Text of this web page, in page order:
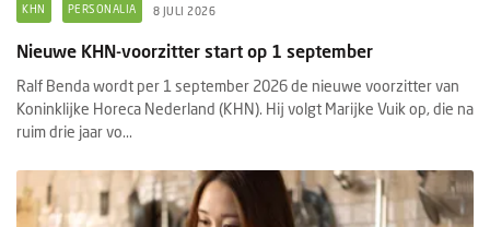
KHN PERSONALIA 8 JULI 2026
Nieuwe KHN-voorzitter start op 1 september
Ralf Benda wordt per 1 september 2026 de nieuwe voorzitter van
Koninklijke Horeca Nederland (KHN). Hij volgt Marijke Vuik op, die na
ruim drie jaar vo...